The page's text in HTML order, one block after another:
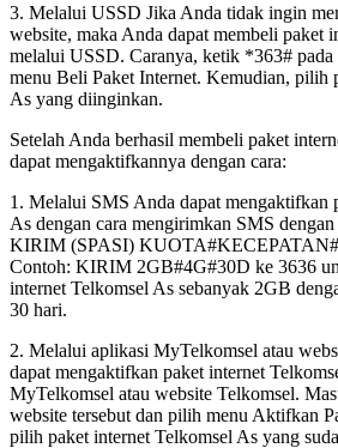
3. Melalui USSD Jika Anda tidak ingin
website, maka Anda dapat membeli paket
melalui USSD. Caranya, ketik *363#
menu Beli Paket Internet. Kemudian, pilih
As yang diinginkan.
Setelah Anda berhasil membeli paket
dapat mengaktifkannya dengan cara:
1. Melalui SMS Anda dapat mengaktifkan
As dengan cara mengirimkan SMS
KIRIM (SPASI)
Contoh: KIRIM 2GB#4G#30D ke 3636
internet Telkomsel As sebanyak 2GB
30 hari.
2. Melalui aplikasi MyTelkomsel atau
dapat mengaktifkan paket internet
MyTelkomsel atau website Telkomsel.
website tersebut dan pilih menu Aktifkan
pilih paket internet Telkomsel As yang